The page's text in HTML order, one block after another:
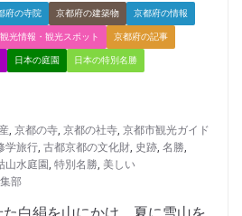
府の寺院 京都府の建築物 京都府の情報
光情報・観光スポット 京都府の記事
日本の庭園 日本の特別名勝
, 京都の寺, 京都の社寺, 京都市観光ガイド
学旅行, 古都京都の文化財, 史跡, 名勝,
山水庭園, 特別名勝, 美しい
部